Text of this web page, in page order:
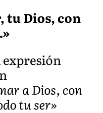
tu Dios, con
a Dios, con
tu ser»